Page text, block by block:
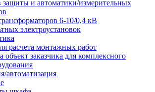
и автоматики/измерительных
6-10/0,4 кВ
электроустановок
расчета монтажных работ
заказчика для комплексного
автоматизация